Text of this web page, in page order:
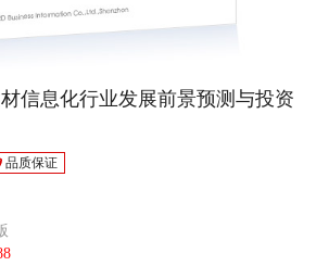
信息化行业发展前景预测与投资
品质保证